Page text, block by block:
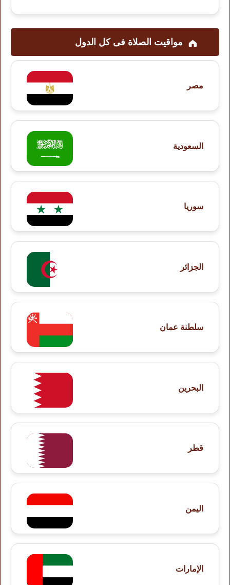
مواقيت الصلاة فى کل الدول
مصر
السعودية
سوريا
الجزائر
سلطنة عمان
البحرين
قطر
اليمن
الإمارات